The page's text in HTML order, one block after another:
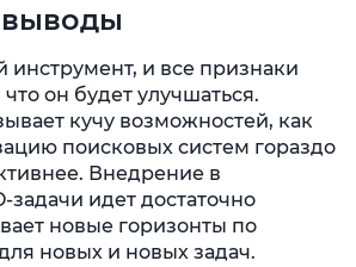
инструмент, и все признаки
он будет улучшаться.
кучу возможностей, как
поисковых систем гораздо
Внедрение в
задачи идет достаточно
новые горизонты по
новых и новых задач.